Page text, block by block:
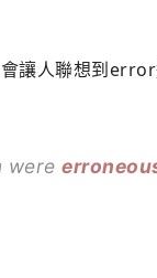
讓人聯想到error
were